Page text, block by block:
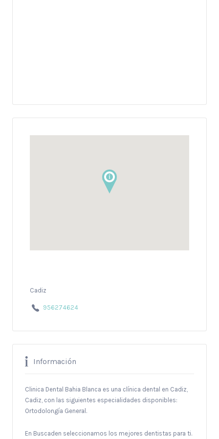
Cadiz
956274624
Información
Clinica Dental Bahia Blanca es una clínica dental en Cadiz,
Cadiz, con las siguientes especialidades disponibles:
Ortodolongía General.
En Buscaden seleccionamos los mejores dentistas para ti.